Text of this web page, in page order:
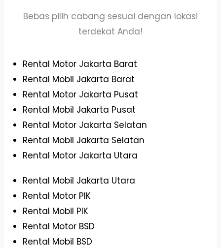
Bebas pilih cabang sesuai dengan lokasi
terdekat Anda!
Rental Motor Jakarta Barat
Rental Mobil Jakarta Barat
Rental Motor Jakarta Pusat
Rental Mobil Jakarta Pusat
Rental Motor Jakarta Selatan
Rental Mobil Jakarta Selatan
Rental Motor Jakarta Utara
Rental Mobil Jakarta Utara
Rental Motor PIK
Rental Mobil PIK
Rental Motor BSD
Rental Mobil BSD